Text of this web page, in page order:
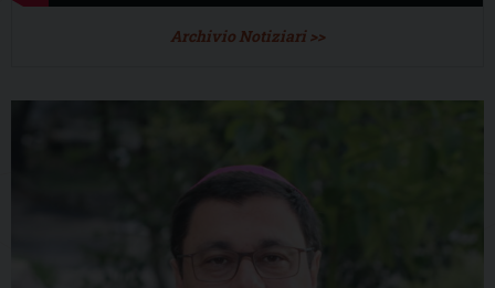
Archivio Notiziari >>